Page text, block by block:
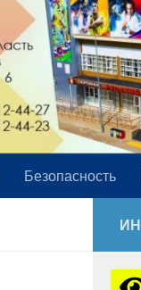
Безопасность